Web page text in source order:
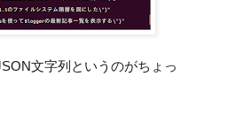
文字列というのがちょっ